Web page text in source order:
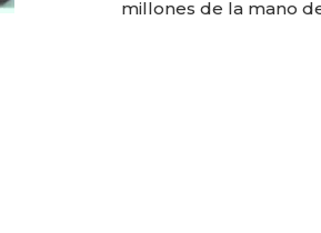
millones de la mano